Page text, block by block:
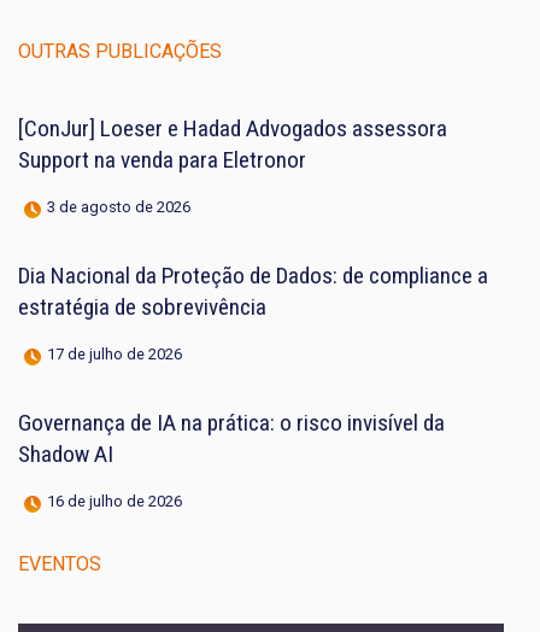
OUTRAS PUBLICAÇÕES
[ConJur] Loeser e Hadad Advogados assessora
Support na venda para Eletronor
3 de agosto de 2026
Dia Nacional da Proteção de Dados: de compliance a
estratégia de sobrevivência
17 de julho de 2026
Governança de IA na prática: o risco invisível da
Shadow AI
16 de julho de 2026
EVENTOS